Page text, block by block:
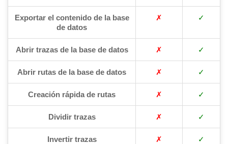
Exportar el contenido de la base
de datos
✗ ✓
Abrir trazas de la base de datos ✗ ✓
Abrir rutas de la base de datos ✗ ✓
Creación rápida de rutas ✗ ✓
Dividir trazas ✗ ✓
Invertir trazas ✗ ✓